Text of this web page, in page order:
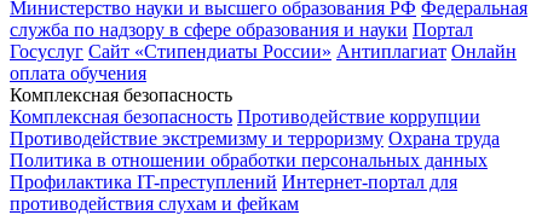
Министерство науки и высшего образования РФ Федеральная
служба по надзору в сфере образования и науки Портал
Госуслуг Сайт «Стипендиаты России» Антиплагиат Онлайн
оплата обучения
Комплексная безопасность
Комплексная безопасность Противодействие коррупции
Противодействие экстремизму и терроризму Охрана труда
Политика в отношении обработки персональных данных
Профилактика IT-преступлений Интернет-портал для
противодействия слухам и фейкам